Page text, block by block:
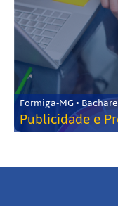
Formiga-MG •
Publicidade e